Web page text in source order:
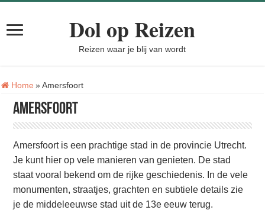
Dol op Reizen
Reizen waar je blij van wordt
Home » Tag:
Amersfoort
Amersfoort
Amersfoort is een prachtige stad in de provincie Utrecht.
Je kunt hier op vele manieren van genieten. De stad
staat vooral bekend om de rijke geschiedenis. In de vele
monumenten, straatjes, grachten en subtiele details zie
je de middeleeuwse stad uit de 13e eeuw terug.